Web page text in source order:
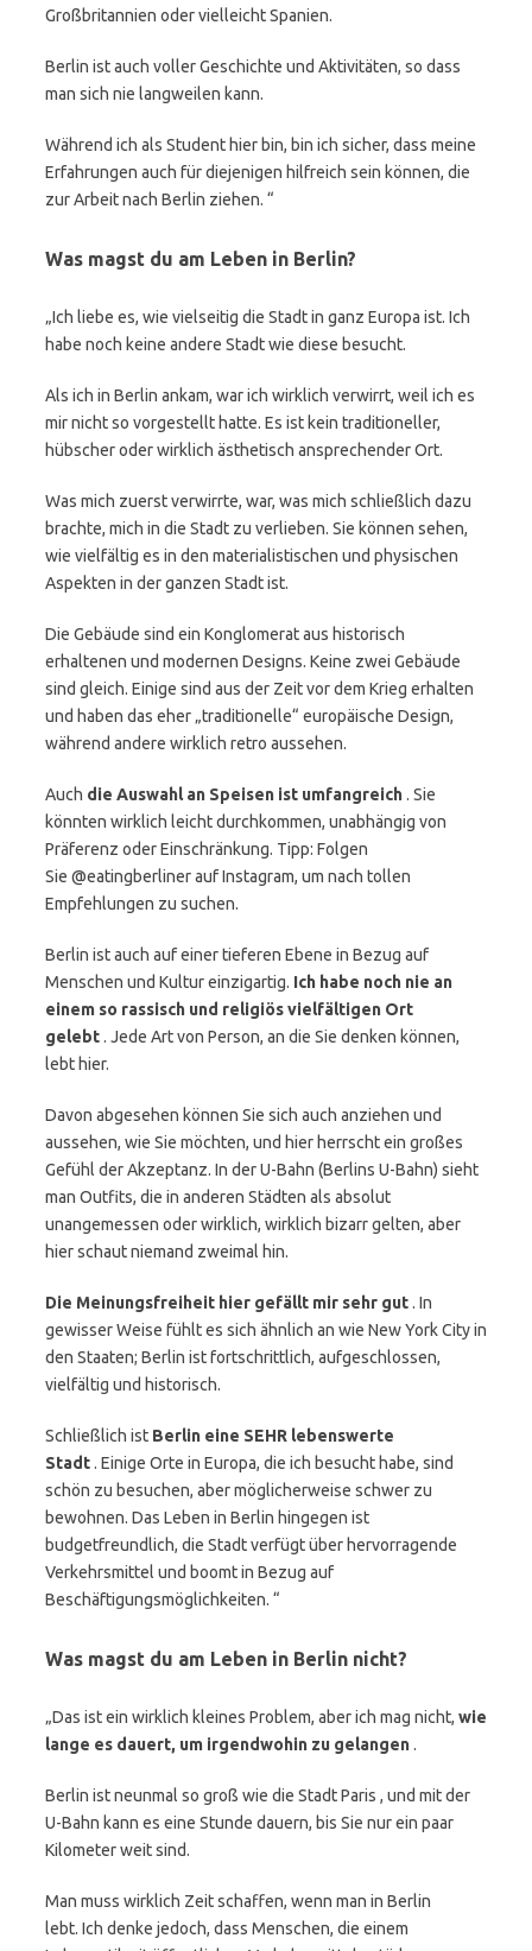
Großbritannien oder vielleicht Spanien.
Berlin ist auch voller Geschichte und Aktivitäten, so dass
man sich nie langweilen kann.
Während ich als Student hier bin, bin ich sicher, dass meine
Erfahrungen auch für diejenigen hilfreich sein können, die
zur Arbeit nach Berlin ziehen. “
Was magst du am Leben in Berlin?
„Ich liebe es, wie vielseitig die Stadt in ganz Europa ist. Ich
habe noch keine andere Stadt wie diese besucht.
Als ich in Berlin ankam, war ich wirklich verwirrt, weil ich es
mir nicht so vorgestellt hatte. Es ist kein traditioneller,
hübscher oder wirklich ästhetisch ansprechender Ort.
Was mich zuerst verwirrte, war, was mich schließlich dazu
brachte, mich in die Stadt zu verlieben. Sie können sehen,
wie vielfältig es in den materialistischen und physischen
Aspekten in der ganzen Stadt ist.
Die Gebäude sind ein Konglomerat aus historisch
erhaltenen und modernen Designs. Keine zwei Gebäude
sind gleich. Einige sind aus der Zeit vor dem Krieg erhalten
und haben das eher „traditionelle“ europäische Design,
während andere wirklich retro aussehen.
Auch die Auswahl an Speisen ist umfangreich. Sie
könnten wirklich leicht durchkommen, unabhängig von
Präferenz oder Einschränkung. Tipp: Folgen
Sie @eatingberliner auf Instagram, um nach tollen
Empfehlungen zu suchen.
Berlin ist auch auf einer tieferen Ebene in Bezug auf
Menschen und Kultur einzigartig. Ich habe noch nie an
einem so rassisch und religiös vielfältigen Ort
gelebt. Jede Art von Person, an die Sie denken können,
lebt hier.
Davon abgesehen können Sie sich auch anziehen und
aussehen, wie Sie möchten, und hier herrscht ein großes
Gefühl der Akzeptanz. In der U-Bahn (Berlins U-Bahn) sieht
man Outfits, die in anderen Städten als absolut
unangemessen oder wirklich, wirklich bizarr gelten, aber
hier schaut niemand zweimal hin.
Die Meinungsfreiheit hier gefällt mir sehr gut. In
gewisser Weise fühlt es sich ähnlich an wie New York City in
den Staaten; Berlin ist fortschrittlich, aufgeschlossen,
vielfältig und historisch.
Schließlich ist Berlin eine SEHR lebenswerte
Stadt. Einige Orte in Europa, die ich besucht habe, sind
schön zu besuchen, aber möglicherweise schwer zu
bewohnen. Das Leben in Berlin hingegen ist
budgetfreundlich, die Stadt verfügt über hervorragende
Verkehrsmittel und boomt in Bezug auf
Beschäftigungsmöglichkeiten. “
Was magst du am Leben in Berlin nicht?
„Das ist ein wirklich kleines Problem, aber ich mag nicht, wie
lange es dauert, um irgendwohin zu gelangen.
Berlin ist neunmal so groß wie die Stadt Paris , und mit der
U-Bahn kann es eine Stunde dauern, bis Sie nur ein paar
Kilometer weit sind.
Man muss wirklich Zeit schaffen, wenn man in Berlin
lebt. Ich denke jedoch, dass Menschen, die einem